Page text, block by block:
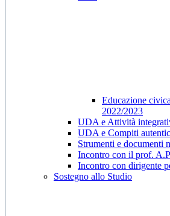
Educazione
2022/2023
UDA e Attività
UDA e Compiti
Strumenti e documenti
Incontro con il prof.
Incontro con dirigente
Sostegno allo Studio